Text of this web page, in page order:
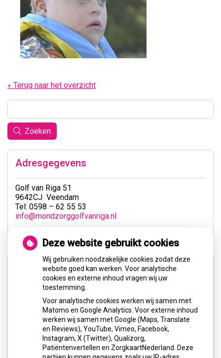
« Terug naar het overzicht
Zoeken
Adresgegevens
Golf van Riga 51
9642CJ Veendam
Tel: 0598 – 62 55 53
info@mondzorggolfvanriga.nl
U heeft geen toestemming gegeven voor
externe inhoud die nodig is om dit te
zien.
Cookie-instellingen wijzigen
Deze website gebruikt cookies
Wij gebruiken noodzakelijke cookies zodat deze
website goed kan werken. Voor analytische
cookies en externe inhoud vragen wij uw
toestemming.
Voor analytische cookies werken wij samen met
Matomo en Google Analytics. Voor externe inhoud
werken wij samen met Google (Maps, Translate
en Reviews), YouTube, Vimeo, Facebook,
Instagram, X (Twitter), Qualizorg,
Patiëntenvertellen en ZorgkaartNederland. Deze